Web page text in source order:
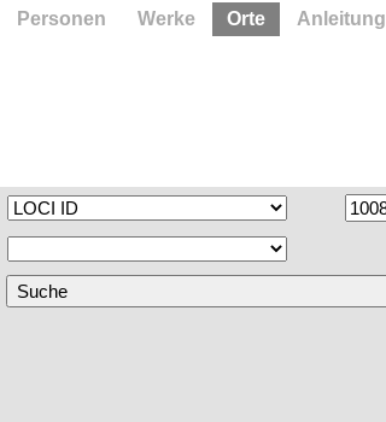
Personen Werke Orte Anleitung